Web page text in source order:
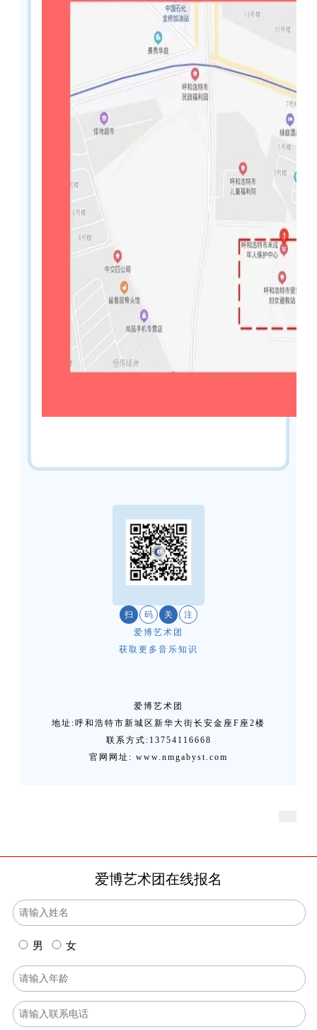
扫 码 关
注
爱博艺术团
获取更多音乐知识
爱博艺术团
地址:呼和浩特市新城区新华大街长安金座F座2楼
联系方式:13754116668
官网网址: www.nmgabyst.com
爱博艺术团在线报名
男 女